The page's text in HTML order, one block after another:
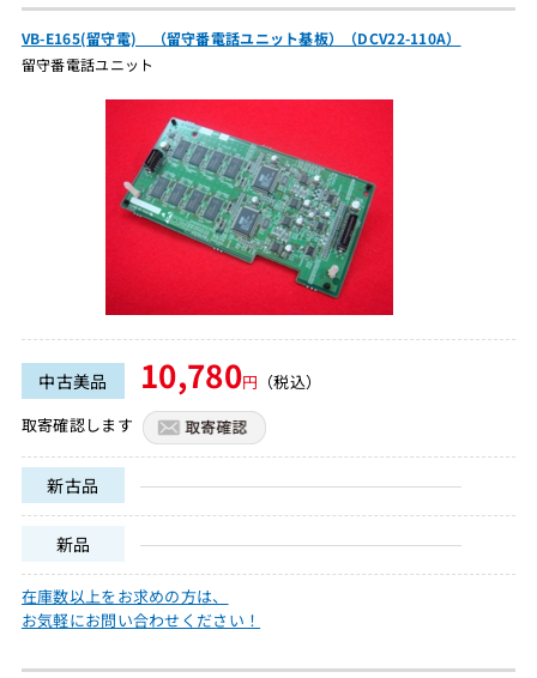
VB-E165(留守電) （留守番電話ユニット基板）（DCV22-110A）
留守番電話ユニット
中古美品 10,780円 （税込）
取寄確認します
新古品
新品
在庫数以上をお求めの方は、
お気軽にお問い合わせください！